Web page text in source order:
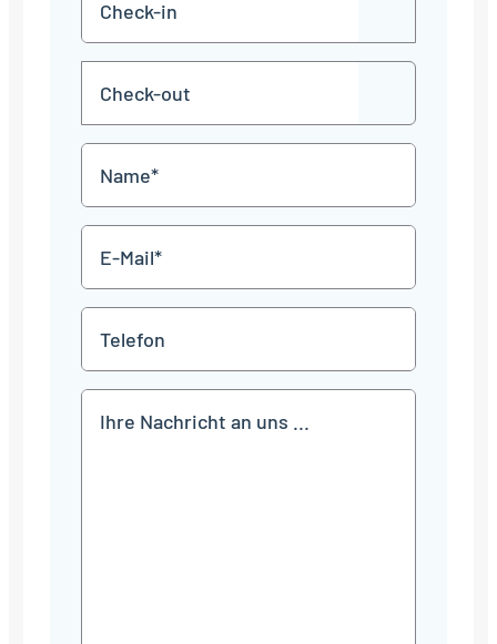
in
TT
Punkt
MM
JJJJ
TT
Punkt
MM
JJJJ
Mail
*